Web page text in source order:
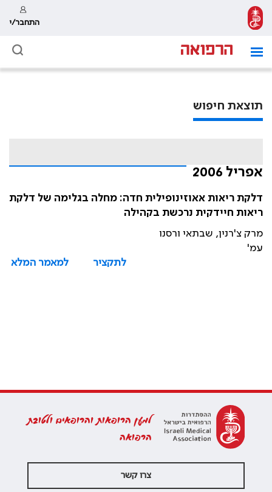
התחבר/י
תוצאת חיפוש
אפריל 2006
דלקת ריאות אאוזינופילית חדה: מחלה בגלימה של דלקת
ריאות חיידקית נרכשת בקהילה
מרק צ'רנין, שבתאי ורסנו
עמ'
לתקציר
למאמר המלא
למען הרופאות והרופאים ולטובת
הרפואה
צרו קשר